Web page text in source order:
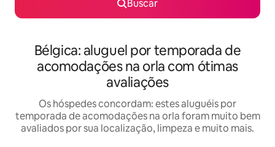
Buscar
Bélgica: aluguel por temporada de
acomodações na orla com ótimas
avaliações
Os hóspedes concordam: estes aluguéis por
temporada de acomodações na orla foram muito bem
avaliados por sua localização, limpeza e muito mais.